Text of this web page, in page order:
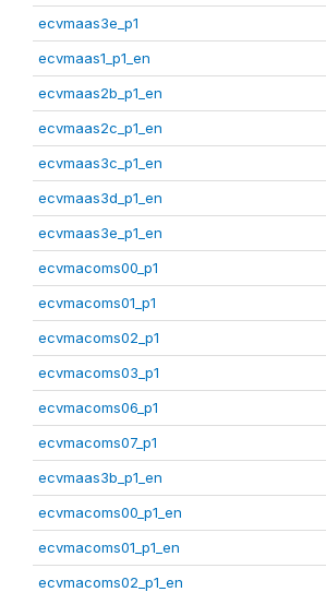
ecvmaas3e_p1
ecvmaas1_p1_en
ecvmaas2b_p1_en
ecvmaas2c_p1_en
ecvmaas3c_p1_en
ecvmaas3d_p1_en
ecvmaas3e_p1_en
ecvmacoms00_p1
ecvmacoms01_p1
ecvmacoms02_p1
ecvmacoms03_p1
ecvmacoms06_p1
ecvmacoms07_p1
ecvmaas3b_p1_en
ecvmacoms00_p1_en
ecvmacoms01_p1_en
ecvmacoms02_p1_en